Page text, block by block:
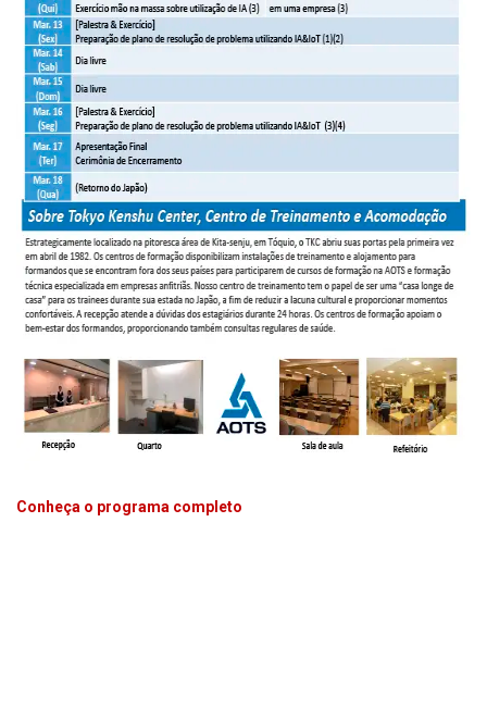
Conheça o programa completo